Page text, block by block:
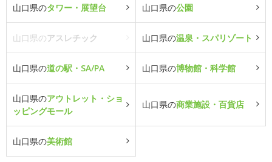
山口県のタワー・展望台 山口県の公園
山口県のアスレチック 山口県の温泉・スパリゾート
山口県の道の駅・SA/PA 山口県の博物館・科学館
山口県のアウトレット・ショ
ッピングモール
山口県の商業施設・百貨店
山口県の美術館